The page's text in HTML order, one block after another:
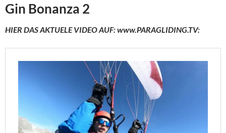
Gin Bonanza 2
HIER DAS AKTUELE VIDEO AUF: www.PARAGLIDING.TV: